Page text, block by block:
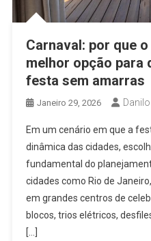
Carnaval: por que
melhor opção para
festa sem amarras
Janeiro 29, 2026
Em um cenário em que a
dinâmica das cidades,
fundamental do
cidades como Rio de
em grandes centros de
blocos, trios elétricos,
[…]